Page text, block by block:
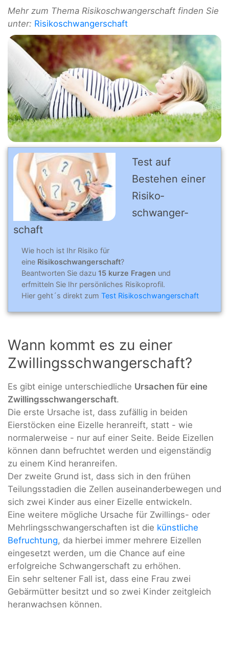
Mehr zum Thema Risikoschwangerschaft finden Sie
unter: Risikoschwangerschaft
Test auf
Bestehen einer
Risiko­
schwanger­
schaft
Wie hoch ist Ihr Risiko für
eine Risikoschwangerschaft?
Beantworten Sie dazu 15 kurze Fragen und
erfmitteln Sie Ihr persönliches Risikoprofil.
Hier geht´s direkt zum Test Risikoschwangerschaft
Wann kommt es zu einer
Zwillingsschwangerschaft?
Es gibt einige unterschiedliche Ursachen für eine
Zwillingsschwangerschaft.
Die erste Ursache ist, dass zufällig in beiden
Eierstöcken eine Eizelle heranreift, statt - wie
normalerweise - nur auf einer Seite. Beide Eizellen
können dann befruchtet werden und eigenständig
zu einem Kind heranreifen.
Der zweite Grund ist, dass sich in den frühen
Teilungsstadien die Zellen auseinanderbewegen und
sich zwei Kinder aus einer Eizelle entwickeln.
Eine weitere mögliche Ursache für Zwillings- oder
Mehrlingsschwangerschaften ist die künstliche
Befruchtung, da hierbei immer mehrere Eizellen
eingesetzt werden, um die Chance auf eine
erfolgreiche Schwangerschaft zu erhöhen.
Ein sehr seltener Fall ist, dass eine Frau zwei
Gebärmütter besitzt und so zwei Kinder zeitgleich
heranwachsen können.